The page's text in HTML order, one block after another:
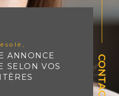
CONTACT
Désolé,
ANNONCE
SELON VOS